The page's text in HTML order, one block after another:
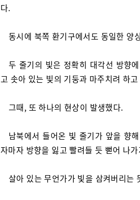
다.
동시에 북쪽 환기구에서도 동일한 양
두 줄기의 빛은 정확히 대각선 방향
고 솟아 있는 빛의 기둥과 마주치려 하
그때, 또 하나의 현상이 발생했다.
남북에서 들어온 빛 줄기가 앞을 향
자마자 방향을 잃고 빨려들 듯 뻗어 나
살아 있는 무언가가 빛을 삼켜버리는